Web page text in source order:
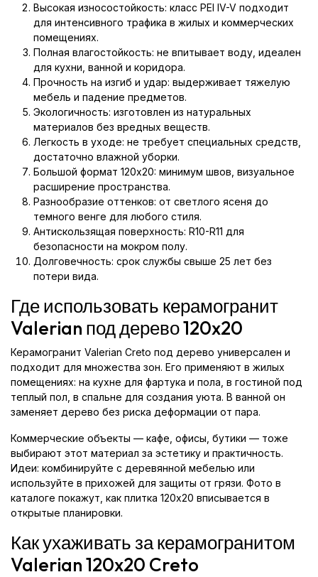
Высокая износостойкость: класс PEI IV-V подходит
для интенсивного трафика в жилых и коммерческих
помещениях.
Полная влагостойкость: не впитывает воду, идеален
для кухни, ванной и коридора.
Прочность на изгиб и удар: выдерживает тяжелую
мебель и падение предметов.
Экологичность: изготовлен из натуральных
материалов без вредных веществ.
Легкость в уходе: не требует специальных средств,
достаточно влажной уборки.
Большой формат 120x20: минимум швов, визуальное
расширение пространства.
Разнообразие оттенков: от светлого ясеня до
темного венге для любого стиля.
Антискользящая поверхность: R10-R11 для
безопасности на мокром полу.
Долговечность: срок службы свыше 25 лет без
потери вида.
Где использовать керамогранит
Valerian под дерево 120x20
Керамогранит Valerian Creto под дерево универсален и
подходит для множества зон. Его применяют в жилых
помещениях: на кухне для фартука и пола, в гостиной под
теплый пол, в спальне для создания уюта. В ванной он
заменяет дерево без риска деформации от пара.
Коммерческие объекты — кафе, офисы, бутики — тоже
выбирают этот материал за эстетику и практичность.
Идеи: комбинируйте с деревянной мебелью или
используйте в прихожей для защиты от грязи. Фото в
каталоге покажут, как плитка 120x20 вписывается в
открытые планировки.
Как ухаживать за керамогранитом
Valerian 120x20 Creto